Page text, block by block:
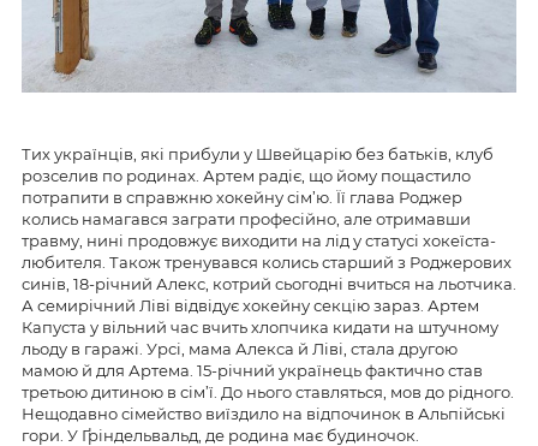
Тих українців, які прибули у Швейцарію без батьків, клуб
розселив по родинах. Артем радіє, що йому пощастило
потрапити в справжню хокейну сім’ю. Її глава Роджер
колись намагався заграти професійно, але отримавши
травму, нині продовжує виходити на лід у статусі хокеїста-
любителя. Також тренувався колись старший з Роджерових
синів, 18-річний Алекс, котрий сьогодні вчиться на льотчика.
А семирічний Ліві відвідує хокейну секцію зараз. Артем
Капуста у вільний час вчить хлопчика кидати на штучному
льоду в гаражі. Урсі, мама Алекса й Ліві, стала другою
мамою й для Артема. 15-річний українець фактично став
третьою дитиною в сім’ї. До нього ставляться, мов до рідного.
Нещодавно сімейство виїздило на відпочинок в Альпійські
гори. У Ґріндельвальд, де родина має будиночок.